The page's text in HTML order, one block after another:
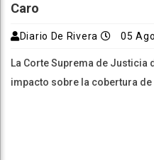
Caro
Diario De Rivera 05
La Corte Suprema de Justicia
impacto sobre la cobertura